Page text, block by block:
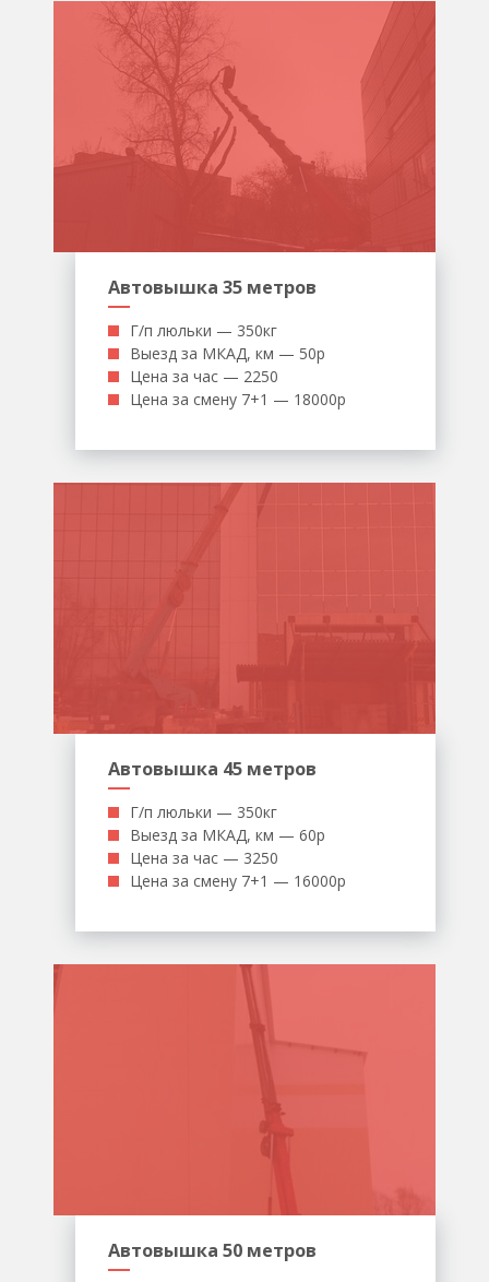
Автовышка 35 метров
Г/п люльки — 350кг
Выезд за МКАД, км — 50р
Цена за час — 2250
Цена за смену 7+1 — 18000р
Автовышка 45 метров
Г/п люльки — 350кг
Выезд за МКАД, км — 60р
Цена за час — 3250
Цена за смену 7+1 — 16000р
Автовышка 50 метров